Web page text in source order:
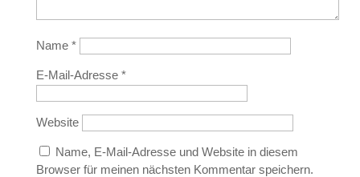
Name *
E-Mail-Adresse *
Website
Name, E-Mail-Adresse und Website in diesem
Browser für meinen nächsten Kommentar speichern.